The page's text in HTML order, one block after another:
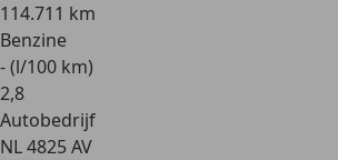
114.711 km
Benzine
- (l/100 km)
2,8
Autobedrijf
NL 4825 AV